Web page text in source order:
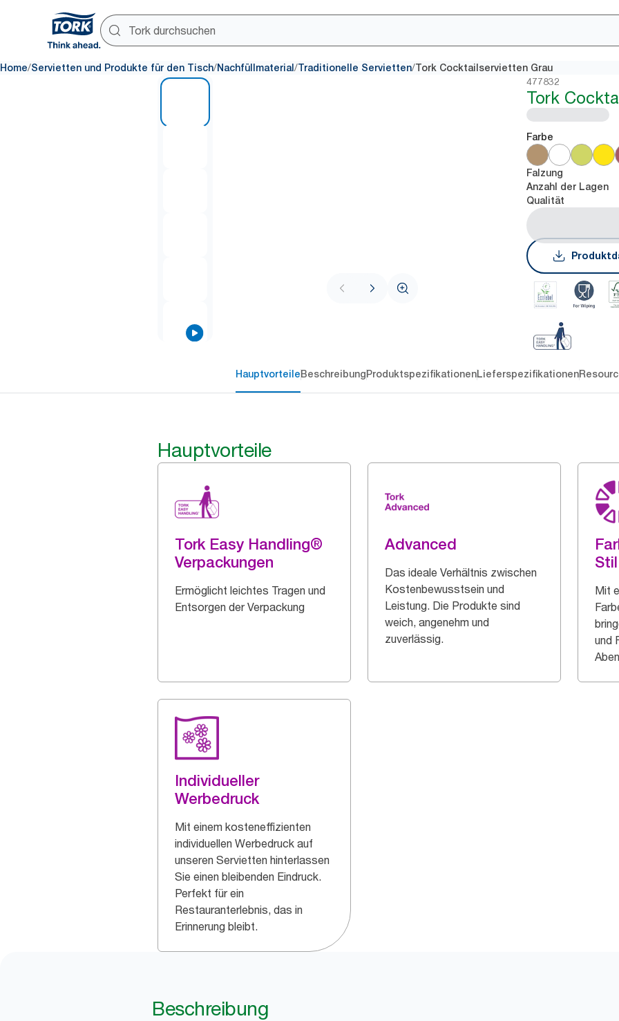
Home/Servietten und Produkte für den Tisch/Nachfüllmaterial/Traditionelle Servietten/Tork Cocktailservietten Grau
477832
Tork
Farbe
Falzung
Anzahl der Lagen
Qualität
HauptvorteileBeschreibungProduktspezifikationenLieferspezifikationen
Hauptvorteile
Tork Easy Handling®
Verpackungen
Ermöglicht leichtes Tragen und
Entsorgen der Verpackung
Advanced
Das ideale Verhältnis zwischen
Kostenbewusstsein und
Leistung. Die Produkte sind
weich, angenehm und
zuverlässig.
Stil
Mit
und
Individueller
Werbedruck
Mit einem kosteneffizienten
individuellen Werbedruck auf
unseren Servietten hinterlassen
Sie einen bleibenden Eindruck.
Perfekt für ein
Restauranterlebnis, das in
Erinnerung bleibt.
Beschreibung